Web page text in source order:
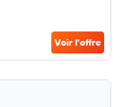
Voir l’offre